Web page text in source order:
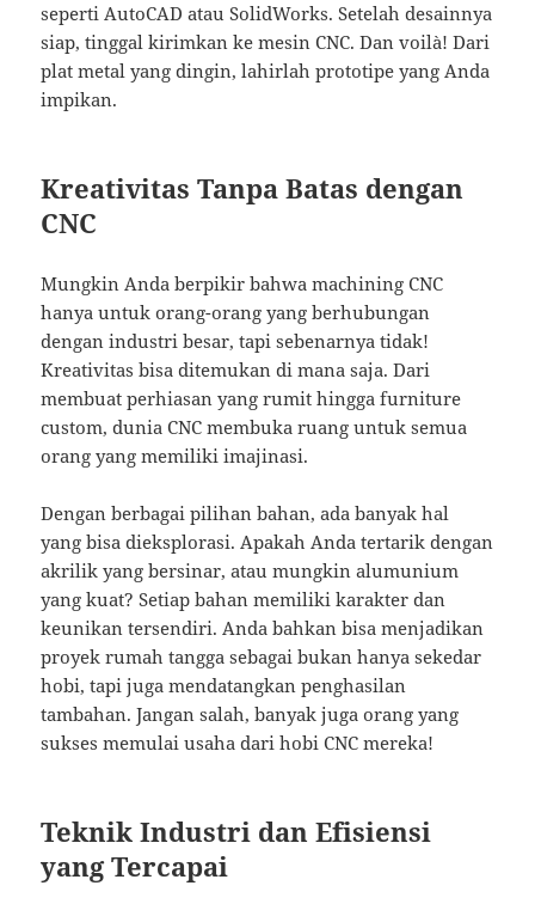
seperti AutoCAD atau SolidWorks. Setelah desainnya
siap, tinggal kirimkan ke mesin CNC. Dan voilà! Dari
plat metal yang dingin, lahirlah prototipe yang Anda
impikan.
Kreativitas Tanpa Batas dengan
CNC
Mungkin Anda berpikir bahwa machining CNC
hanya untuk orang-orang yang berhubungan
dengan industri besar, tapi sebenarnya tidak!
Kreativitas bisa ditemukan di mana saja. Dari
membuat perhiasan yang rumit hingga furniture
custom, dunia CNC membuka ruang untuk semua
orang yang memiliki imajinasi.
Dengan berbagai pilihan bahan, ada banyak hal
yang bisa dieksplorasi. Apakah Anda tertarik dengan
akrilik yang bersinar, atau mungkin alumunium
yang kuat? Setiap bahan memiliki karakter dan
keunikan tersendiri. Anda bahkan bisa menjadikan
proyek rumah tangga sebagai bukan hanya sekedar
hobi, tapi juga mendatangkan penghasilan
tambahan. Jangan salah, banyak juga orang yang
sukses memulai usaha dari hobi CNC mereka!
Teknik Industri dan Efisiensi
yang Tercapai